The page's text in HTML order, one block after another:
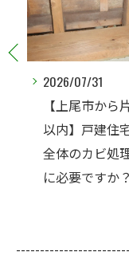
2026/07/31
【上尾市から
以内】戸建住
全体のカビ処
に必要ですか？